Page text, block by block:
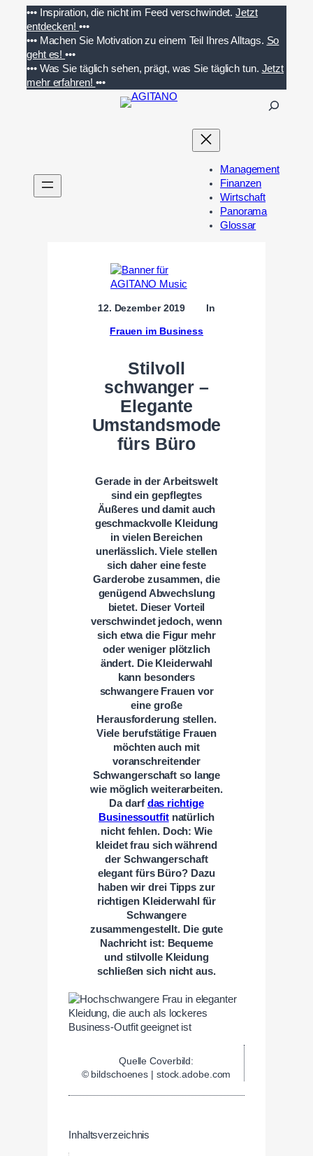
Inhalt
springen
••• Inspiration, die nicht im Feed verschwindet. Jetzt
entdecken! •••
••• Machen Sie Motivation zu einem Teil Ihres Alltags. So
geht es!•••
••• Was Sie täglich sehen, prägt, was Sie täglich tun. Jetzt
mehr erfahren! •••
n
Management
Finanzen
Wirtschaft
Panorama
Glossar
12. Dezember 2019 In
Frauen im Business
Stilvoll
schwanger –
Elegante
Umstandsmode
fürs Büro
Gerade in der Arbeitswelt
sind ein gepflegtes
Äußeres und damit auch
geschmackvolle Kleidung
in vielen Bereichen
unerlässlich. Viele stellen
sich daher eine feste
Garderobe zusammen, die
genügend Abwechslung
bietet. Dieser Vorteil
verschwindet jedoch, wenn
sich etwa die Figur mehr
oder weniger plötzlich
ändert. Die Kleiderwahl
kann besonders
schwangere Frauen vor
eine große
Herausforderung stellen.
Viele berufstätige Frauen
möchten auch mit
voranschreitender
Schwangerschaft so lange
wie möglich weiterarbeiten.
Da darf das richtige
Businessoutfitnatürlich
nicht fehlen. Doch: Wie
kleidet frau sich während
der Schwangerschaft
elegant fürs Büro? Dazu
haben wir drei Tipps zur
richtigen Kleiderwahl für
Schwangere
zusammengestellt. Die gute
Nachricht ist: Bequeme
und stilvolle Kleidung
schließen sich nicht aus.
Quelle Coverbild:
© bildschoenes | stock.adobe.com
Inhaltsverzeichnis